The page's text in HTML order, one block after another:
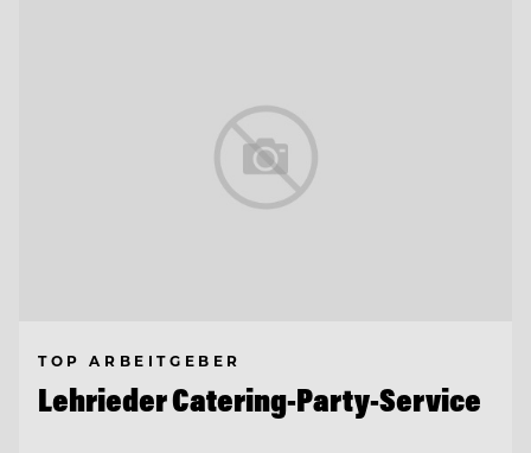
TOP ARBEITGEBER
Lehrieder Catering-Party-Service